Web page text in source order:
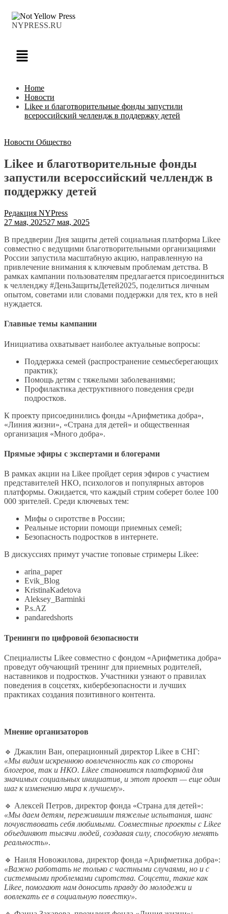
NYPRESS.RU
Home
Новости
Likee и благотворительные фонды запустили
всероссийский челлендж в поддержку детей
Новости Общество
Likee и благотворительные фонды
запустили всероссийский челлендж в
поддержку детей
Редакция NYPress
27 мая, 202527 мая, 2025
В преддверии Дня защиты детей социальная платформа Likee
совместно с ведущими благотворительными организациями
России запустила масштабную акцию, направленную на
привлечение внимания к ключевым проблемам детства. В
рамках кампании пользователям предлагается присоединиться
к челленджу #ДеньЗащитыДетей2025, поделиться личным
опытом, советами или словами поддержки для тех, кто в ней
нуждается.
Главные темы кампании
Инициатива охватывает наиболее актуальные вопросы:
Поддержка семей (распространение семьесберегающих
практик);
Помощь детям с тяжелыми заболеваниями;
Профилактика деструктивного поведения среди
подростков.
К проекту присоединились фонды «Арифметика добра»,
«Линия жизни», «Страна для детей» и общественная
организация «Много добра».
Прямые эфиры с экспертами и блогерами
В рамках акции на Likee пройдет серия эфиров с участием
представителей НКО, психологов и популярных авторов
платформы. Ожидается, что каждый стрим соберет более 100
000 зрителей. Среди ключевых тем:
Мифы о сиротстве в России;
Реальные истории помощи приемных семей;
Безопасность подростков в интернете.
В дискуссиях примут участие топовые стримеры Likee:
arina_paper
Evik_Blog
KristinaKadetova
Aleksey_Barminki
P.s.AZ
pandaredshorts
Тренинги по цифровой безопасности
Специалисты Likee совместно с фондом «Арифметика добра»
проведут обучающий тренинг для приемных родителей,
наставников и подростков. Участники узнают о правилах
поведения в соцсетях, кибербезопасности и лучших
практиках создания позитивного контента.
Мнение организаторов
🔹 Джаклин Ван, операционный директор Likee в СНГ:
«Мы видим искреннюю вовлеченность как со стороны
блогеров, так и НКО. Likee становится платформой для
значимых социальных инициатив, и этот проект — еще один
шаг к изменению мира к лучшему».
🔹 Алексей Петров, директор фонда «Страна для детей»:
«Мы даем детям, пережившим тяжелые испытания, шанс
почувствовать себя любимыми. Совместные проекты с Likee
объединяют тысячи людей, создавая силу, способную менять
реальность».
🔹 Наиля Новожилова, директор фонда «Арифметика добра»:
«Важно работать не только с частными случаями, но и с
системными проблемами сиротства. Соцсети, такие как
Likee, помогают нам доносить правду до молодежи и
вовлекать ее в социальную повестку».